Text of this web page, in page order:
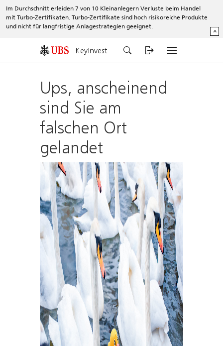
Im Durchschnitt erleiden 7 von 10 Kleinanlegern Verluste beim Handel
mit Turbo-Zertifikaten. Turbo-Zertifikate sind hoch risikoreiche Produkte
und nicht für langfristige Anlagestrategien geeignet.
^
KeyInvest
Ups, anscheinend
sind Sie am
falschen Ort
gelandet